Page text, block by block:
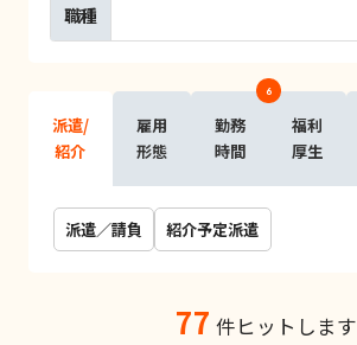
職種
派遣/
紹介
雇用
形態
勤務
時間
6
福利
厚生
派遣／請負 紹介予定派遣
77 件ヒットします